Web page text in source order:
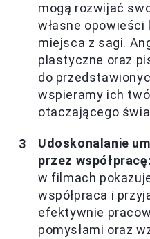
mogą rozwijać
własne
miejsca z sagi.
plastyczne oraz
do
wspieramy ich
otaczającego
Udoskonalanie
przez współpracę:
w filmach
współpraca i
efektywnie
pomysłami oraz